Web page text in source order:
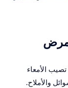
الأمعاء
والأملاح.